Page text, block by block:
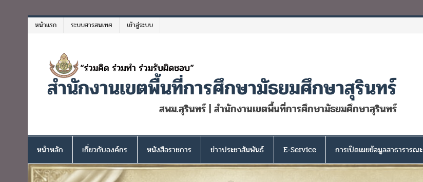
หน้าแรก ระบบสารสนเทศ เข้าสู่ระบบ
สำนักงานเขตพื้นที่การศึกษามัธยมศึกษาสุรินทร์
สพม.สุรินทร์ | สำนักงานเขตพื้นที่การศึกษามัธยมศึกษาสุรินทร์
หน้าหลัก เกี่ยวกับองค์กร หนังสือราชการ ข่าวประชาสัมพันธ์ E-Service การเปิดเผยข้อมูลสาธารารณะ